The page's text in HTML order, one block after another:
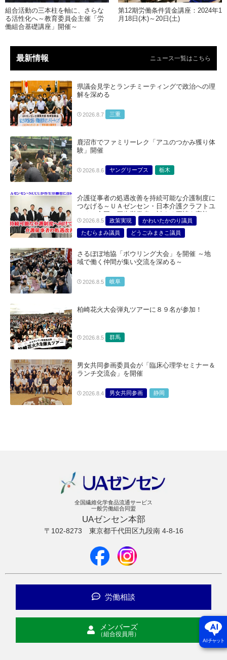
AIチャット
組合活動の三本柱を軸に、さらな
る活性化へ～教育委員会主催「労
働組合基礎講座」開催～
第12期労働条件賃金講座：2024年1
月18日(木)～20日(土)
最新情報 ニュース一覧はこちら
県議会見学とランチミーティングで政治への理
解を深める
2026.8.7 三重
鹿沼市でファミリーレク「アユのつかみ獲り体
験」開催
2026.8.6 ヤングリーブス 栃木
介護従事者の処遇改善を持続可能な介護制度に
つなげる～ＵＡゼンセン・日本介護クラフトユ
ニオン合同で厚生労働省に対する要請を実施～
2026.8.5 政策実現
かわいたかのり議員
たむらまみ議員
どうごみまきこ議員
さるぼぼ地協「ボウリング大会」を開催 ～地
域で働く仲間が集い交流を深める～
2026.8.5 岐阜
柏崎花火大会弾丸ツアーに８９名が参加！
2026.8.5 群馬
男女共同参画委員会が「臨床心理学セミナー＆
ランチ交流会」を開催
2026.8.4 男女共同参画 静岡
全国繊維化学食品流通サービス
一般労働組合同盟
UAゼンセン本部
〒102-8273 東京都千代田区九段南 4-8-16
労働相談
メンバーズ
（組合役員用）